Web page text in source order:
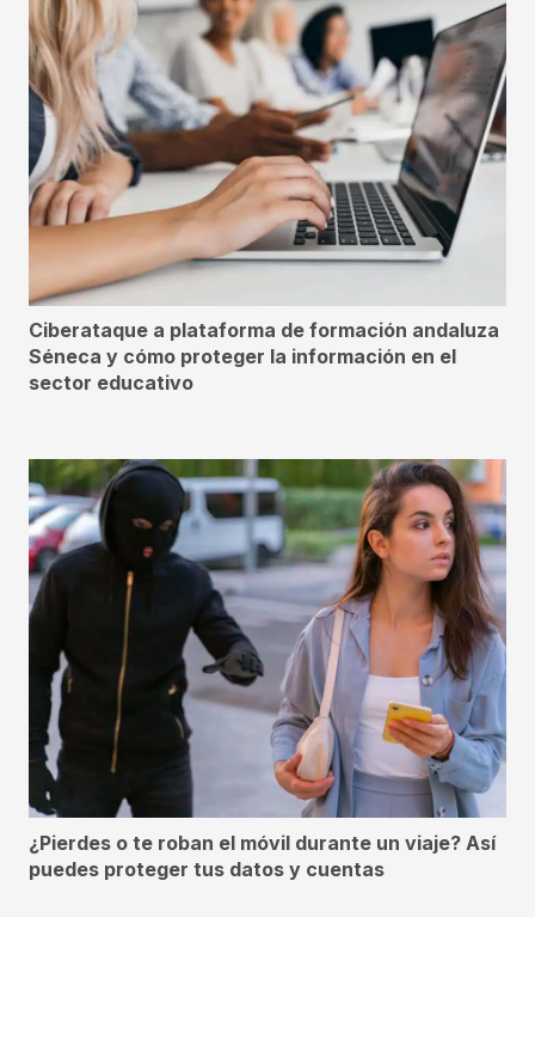
Ciberataque a plataforma de formación andaluza
Séneca y cómo proteger la información en el
sector educativo
¿Pierdes o te roban el móvil durante un viaje? Así
puedes proteger tus datos y cuentas